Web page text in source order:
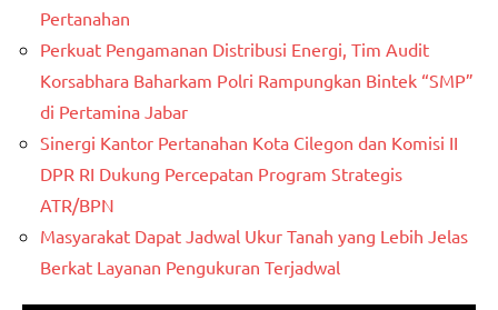
Pertanahan
Perkuat Pengamanan Distribusi Energi, Tim Audit
Korsabhara Baharkam Polri Rampungkan Bintek “SMP”
di Pertamina Jabar
Sinergi Kantor Pertanahan Kota Cilegon dan Komisi II
DPR RI Dukung Percepatan Program Strategis
ATR/BPN
Masyarakat Dapat Jadwal Ukur Tanah yang Lebih Jelas
Berkat Layanan Pengukuran Terjadwal